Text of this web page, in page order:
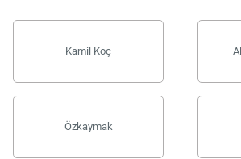
Kamil Koç
Özkaymak